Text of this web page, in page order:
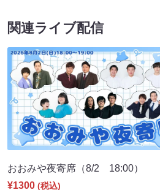
関連ライブ配信
おおみや夜寄席（8/2 18:00）
¥1300 (税込)